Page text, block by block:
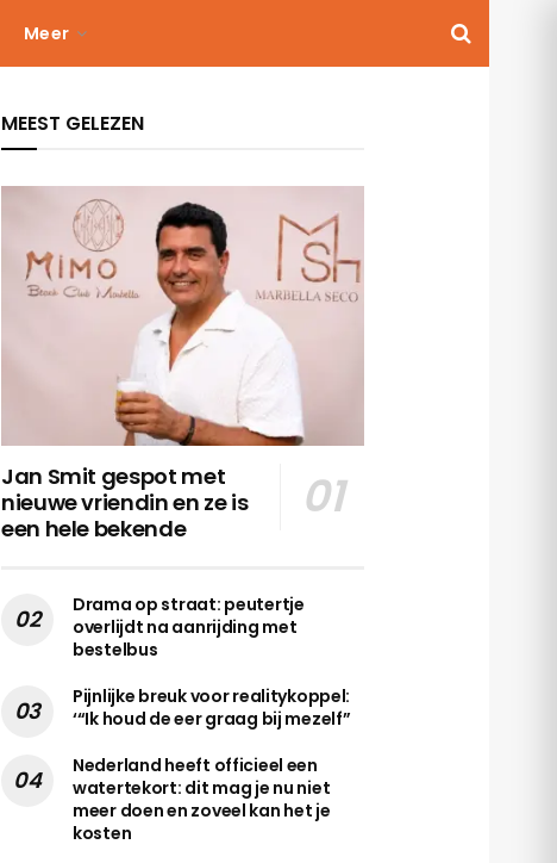
Meer
MEEST GELEZEN
Jan Smit gespot met
nieuwe vriendin en ze is
een hele bekende
Drama op straat: peutertje
overlijdt na aanrijding met
bestelbus
Pijnlijke breuk voor realitykoppel:
‘“Ik houd de eer graag bij mezelf”
Nederland heeft officieel een
watertekort: dit mag je nu niet
meer doen en zoveel kan het je
kosten